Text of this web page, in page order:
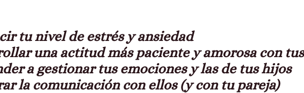
tu nivel de estrés y ansiedad
una actitud más paciente y amorosa con
a gestionar tus emociones y las de tus hijos
la comunicación con ellos (y con tu pareja)